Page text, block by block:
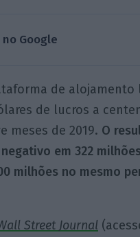
Google
de
de lucros a
meses de 2019. O
em 322
milhões no mesmo
Street Journal